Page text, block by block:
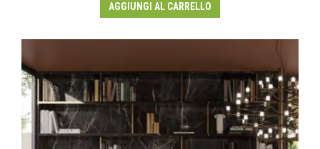
AGGIUNGI AL CARRELLO